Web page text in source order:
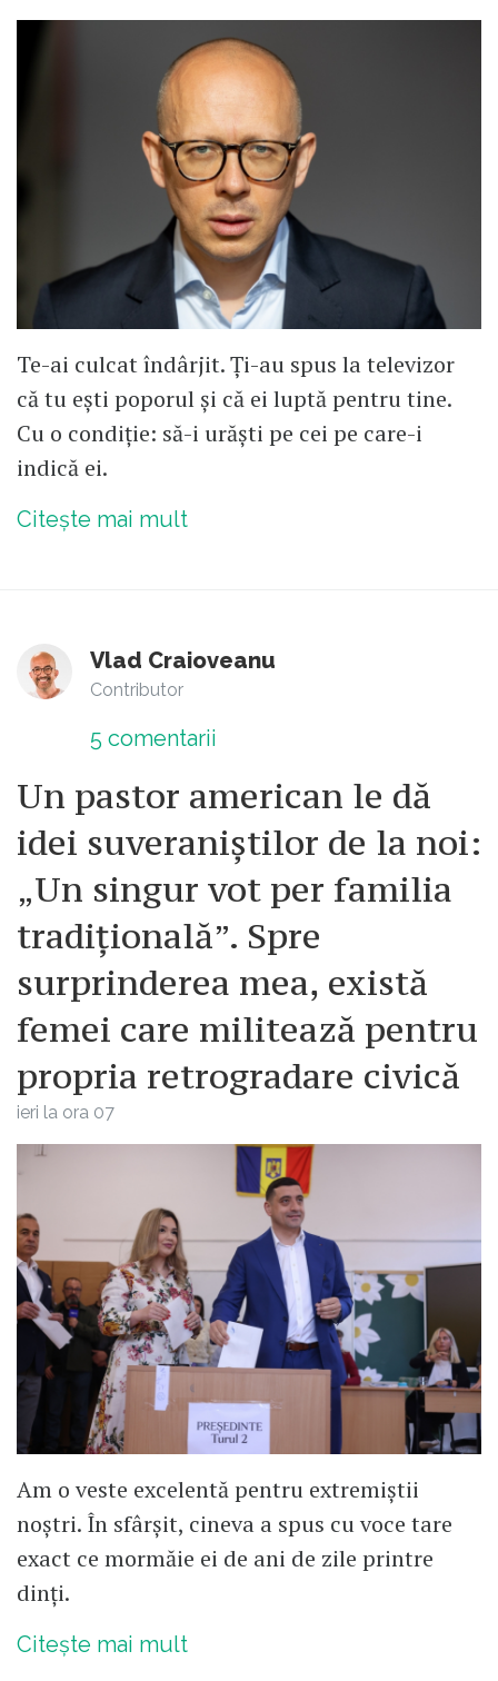
Te-ai culcat îndârjit. Ți-au spus la televizor
că tu ești poporul și că ei luptă pentru tine.
Cu o condiție: să-i urăști pe cei pe care-i
indică ei.
Citește mai mult
Vlad Craioveanu
Contributor
5 comentarii
Un pastor american le dă
idei suveraniștilor de la noi:
„Un singur vot per familia
tradițională”. Spre
surprinderea mea, există
femei care militează pentru
propria retrogradare civică
ieri la ora 07
Am o veste excelentă pentru extremiștii
noștri. În sfârșit, cineva a spus cu voce tare
exact ce mormăie ei de ani de zile printre
dinți.
Citește mai mult